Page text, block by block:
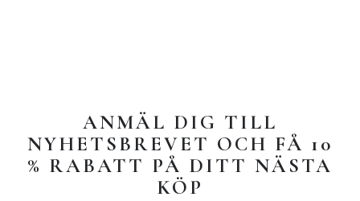
ANMÄL DIG TILL
NYHETSBREVET OCH FÅ 10
% RABATT PÅ DITT NÄSTA
KÖP